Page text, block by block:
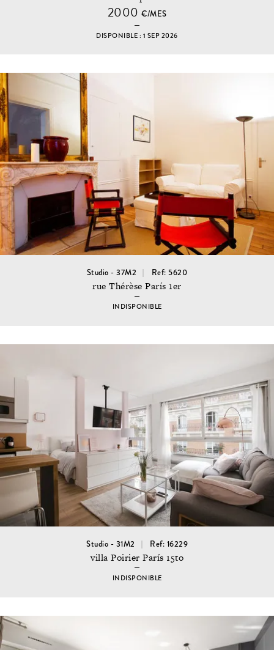
2000 €/MES
DISPONIBLE : 1 SEP 2026
Studio - 37M2 Ref: 5620
rue Thérèse París 1er
INDISPONIBLE
Studio - 31M2 Ref: 16229
villa Poirier París 15to
INDISPONIBLE